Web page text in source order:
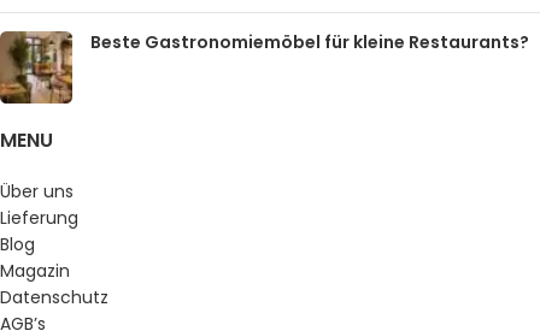
Beste Gastronomiemöbel für kleine Restaurants?
MENU
Über uns
Lieferung
Blog
Magazin
Datenschutz
AGB’s